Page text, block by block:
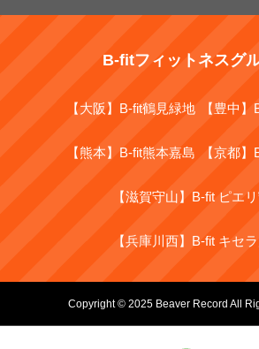
B-fitフィットネスグ
【大阪】B-fit鶴見緑地 【豊中
【熊本】B-fit熊本嘉島 【京都
【滋賀守山】B-fit ピエ
【兵庫川西】B-fit キセ
Copyright © 2025 Beaver Record All